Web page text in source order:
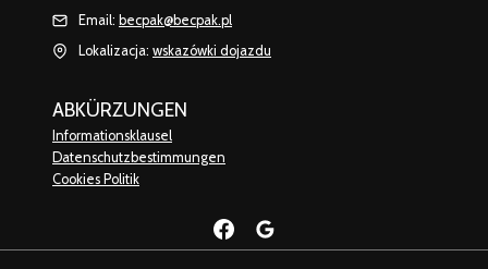
Email: becpak@becpak.pl
Lokalizacja: wskazówki dojazdu
ABKÜRZUNGEN
Informationsklausel
Datenschutzbestimmungen
Cookies Politik